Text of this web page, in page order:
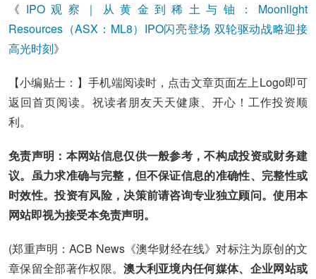
《 IPO观察｜从黄金到稀土与铀：Moonlight
Resources（ASX：ML8）IPO闪亮登场 双轮驱动战略迎接
高光时刻》
【小编贴士：】手机端阅读时，点击文章页面左上Logo即可
返回首页阅读。祝读者朋友天天健康、开心！工作投资顺
利。
免责声明：本网站信息仅供一般参考，不构成投资或财务建
议。虽力求准确与完整，但不保证信息的准确性、完整性或
时效性。投资有风险，决策前请咨询专业独立顾问。使用本
网站即视为接受本免责声明。
(郑重声明：ACB News《澳华财经在线》对标注为原创的文
章保留全部著作权限。澳大利亚境内任何媒体、企业网站或